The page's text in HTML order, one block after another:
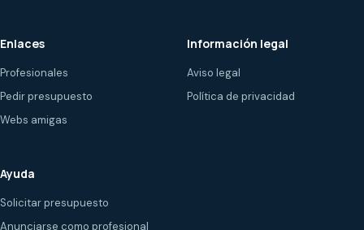
Enlaces
Profesionales
Pedir presupuesto
Webs amigas
Información legal
Aviso legal
Política de privacidad
Ayuda
Solicitar presupuesto
Anunciarse como profesional